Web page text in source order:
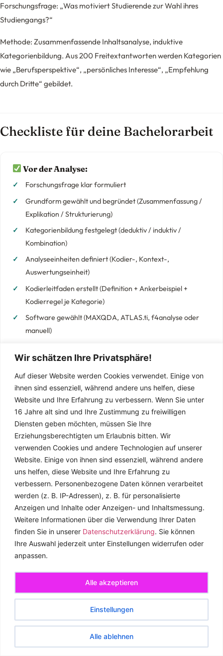
Wir schätzen Ihre Privatsphäre!
Auf dieser Website werden Cookies verwendet. Einige von
ihnen sind essenziell, während andere uns helfen, diese
Website und Ihre Erfahrung zu verbessern. Wenn Sie unter
16 Jahre alt sind und Ihre Zustimmung zu freiwilligen
Diensten geben möchten, müssen Sie Ihre
Erziehungsberechtigten um Erlaubnis bitten. Wir
verwenden Cookies und andere Technologien auf unserer
Website. Einige von ihnen sind essenziell, während andere
uns helfen, diese Website und Ihre Erfahrung zu
verbessern. Personenbezogene Daten können verarbeitet
werden (z. B. IP-Adressen), z. B. für personalisierte
Anzeigen und Inhalte oder Anzeigen- und Inhaltsmessung.
Weitere Informationen über die Verwendung Ihrer Daten
finden Sie in unserer Datenschutzerklärung. Sie können
Ihre Auswahl jederzeit unter Einstellungen widerrufen oder
anpassen.
Einstellungen
Alle ablehnen
Alle akzeptieren
Forschungsfrage: „Was motiviert Studierende zur Wahl ihres
Studiengangs?“
Methode: Zusammenfassende Inhaltsanalyse, induktive
Kategorienbildung. Aus 200 Freitextantworten werden Kategorien
wie „Berufsperspektive“, „persönliches Interesse“, „Empfehlung
durch Dritte“ gebildet.
Checkliste für deine Bachelorarbeit
Vor der Analyse:
Forschungsfrage klar formuliert
Grundform gewählt und begründet (Zusammenfassung /
Explikation / Strukturierung)
Kategorienbildung festgelegt (deduktiv / induktiv /
Kombination)
Analyseeinheiten definiert (Kodier-, Kontext-,
Auswertungseinheit)
Kodierleitfaden erstellt (Definition + Ankerbeispiel +
Kodierregel je Kategorie)
Software gewählt (MAXQDA, ATLAS.ti, f4analyse oder
manuell)
Nach der Analyse:
Kategoriensystem überarbeitet (nach erstem
Materialdurchlauf)
Interkoder-Reliabilität geprüft (Zweitkodierung durch
andere Person)
Ergebnisse je Kategorie zusammengefasst und
interpretiert
Rückbezug auf Forschungsfrage und Theorie hergestellt
Gütekriterien im Methodenteil dokumentiert
Weiterführende Literatur und
Ressourcen
Mayring, P.: Qualitative Inhaltsanalyse – Grundlagen und
Techniken(Beltz, 13. Auflage) – das Standardwerk, ein Muss für
jeden der mit Mayring arbeitet